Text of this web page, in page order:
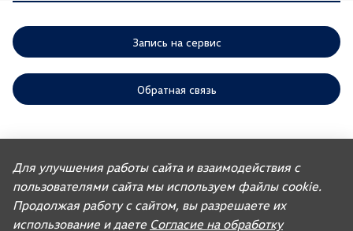
Запись на сервис
Обратная связь
предусмотренных законодательством РФ, по удовлетворению
требований покупателей автомобилей, ранее изготовленных или
импортированных ООО «ФОЛЬКСВАГЕН Груп Рус». Учитывая это, ООО
«АГР» не несет ответственности за качество автомобилей,
импортированных с других рынков третьими лицами, а также за их
соответствие установленным в Российской Федерации обязательным
Для улучшения работы сайта и взаимодействия с
пользователями сайта мы используем файлы cookie.
Продолжая работу с сайтом, вы разрешаете их
использование и даете Согласие на обработку